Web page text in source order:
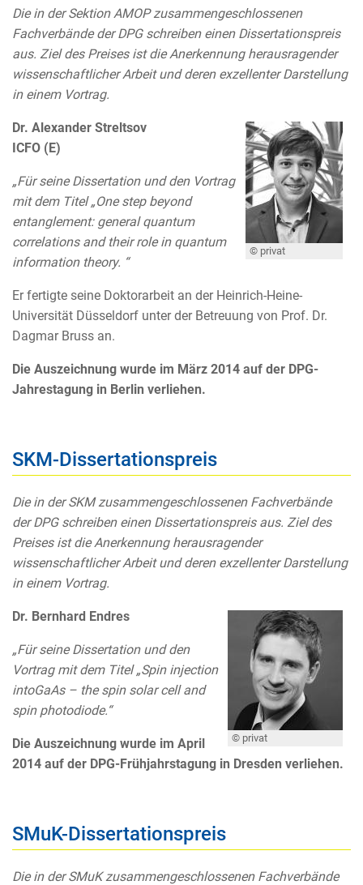
Die in der Sektion AMOP zusammengeschlossenen
Fachverbände der DPG schreiben einen Dissertationspreis
aus. Ziel des Preises ist die Anerkennung herausragender
wissenschaftlicher Arbeit und deren exzellenter Darstellung
in einem Vortrag.
© privat
Dr. Alexander Streltsov
ICFO (E)
„Für seine Dissertation und den Vortrag
mit dem Titel „One step beyond
entanglement: general quantum
correlations and their role in quantum
information theory. “
Er fertigte seine Doktorarbeit an der Heinrich-Heine-
Universität Düsseldorf unter der Betreuung von Prof. Dr.
Dagmar Bruss an.
Die Auszeichnung wurde im März 2014 auf der DPG-
Jahrestagung in Berlin verliehen.
SKM-Dissertationspreis
Die in der SKM zusammengeschlossenen Fachverbände
der DPG schreiben einen Dissertationspreis aus. Ziel des
Preises ist die Anerkennung herausragender
wissenschaftlicher Arbeit und deren exzellenter Darstellung
in einem Vortrag.
© privat
Dr. Bernhard Endres
„Für seine Dissertation und den
Vortrag mit dem Titel „Spin injection
intoGaAs – the spin solar cell and
spin photodiode.“
Die Auszeichnung wurde im April
2014 auf der DPG-Frühjahrstagung in Dresden verliehen.
SMuK-Dissertationspreis
Die in der SMuK zusammengeschlossenen Fachverbände